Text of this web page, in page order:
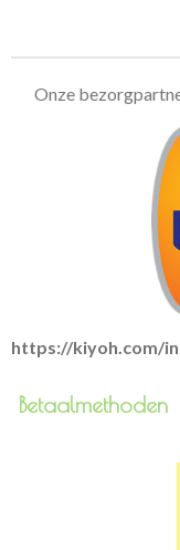
Onze
https://kiyoh.com/